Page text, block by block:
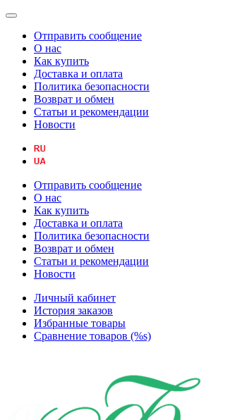
Отправить сообщение
О нас
Как купить
Доставка и оплата
Политика безопасности
Возврат и обмен
Статьи и рекомендации
Новости
Отправить сообщение
О нас
Как купить
Доставка и оплата
Политика безопасности
Возврат и обмен
Статьи и рекомендации
Новости
Личный кабинет
История заказов
Избранные товары
Сравнение товаров (%s)